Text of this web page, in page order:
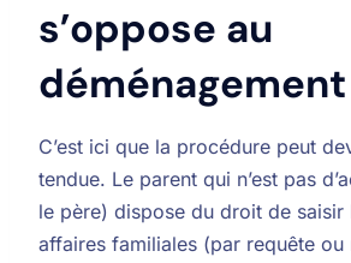
s’oppose au
déménagement
C’est ici que la procédure peut
tendue. Le parent qui n’est pas
le père) dispose du droit de saisir
affaires familiales (par requête ou